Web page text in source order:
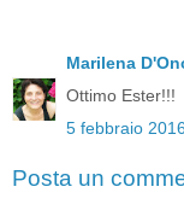
Marilena
Ottimo Ester!!!
5 febbraio
Posta un